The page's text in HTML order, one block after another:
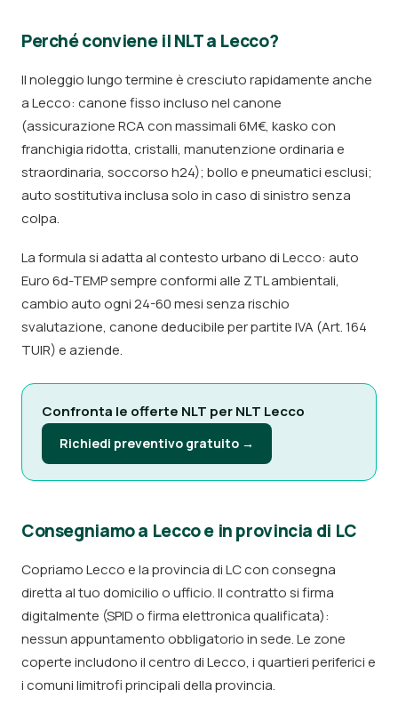
Perché conviene il NLT a Lecco?
Il noleggio lungo termine è cresciuto rapidamente anche
a Lecco: canone fisso incluso nel canone
(assicurazione RCA con massimali 6M€, kasko con
franchigia ridotta, cristalli, manutenzione ordinaria e
straordinaria, soccorso h24); bollo e pneumatici esclusi;
auto sostitutiva inclusa solo in caso di sinistro senza
colpa.
La formula si adatta al contesto urbano di Lecco: auto
Euro 6d-TEMP sempre conformi alle ZTL ambientali,
cambio auto ogni 24-60 mesi senza rischio
svalutazione, canone deducibile per partite IVA (Art. 164
TUIR) e aziende.
Confronta le offerte NLT per NLT Lecco
Richiedi preventivo gratuito →
Consegniamo a Lecco e in provincia di LC
Copriamo Lecco e la provincia di LC con consegna
diretta al tuo domicilio o ufficio. Il contratto si firma
digitalmente (SPID o firma elettronica qualificata):
nessun appuntamento obbligatorio in sede. Le zone
coperte includono il centro di Lecco, i quartieri periferici e
i comuni limitrofi principali della provincia.